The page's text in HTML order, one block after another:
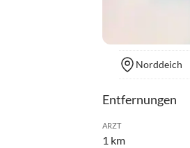
Norddeich
Entfernungen
ARZT
1 km